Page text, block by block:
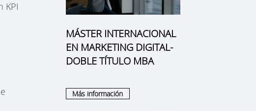
KPI
MÁSTER INTERNACIONAL
EN MARKETING DIGITAL-
DOBLE TÍTULO MBA
Más información